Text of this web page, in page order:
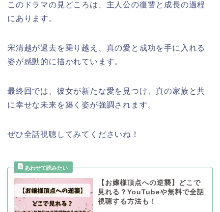
このドラマの見どころは、主人公の復讐と成長の過程
にあります。
宋清越が過去を乗り越え、真の愛と成功を手に入れる
姿が感動的に描かれています。
最終回では、彼女が新たな愛を見つけ、真の家族と共
に幸せな未来を築く姿が強調されます。
ぜひ全話視聴してみてくださいね！
【お嬢様頂点への逆襲】どこで
見れる？YouTubeや無料で全話
視聴する方法も！